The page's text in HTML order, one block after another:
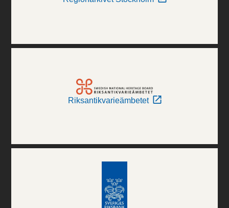
Riksantikvarieämbetet